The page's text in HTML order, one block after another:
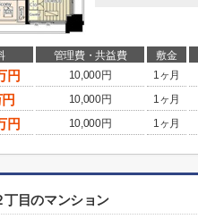
管理費・共益費 敷金
円 10,000円 1ヶ月
10,000円 1ヶ月
円 10,000円 1ヶ月
丁目のマンション